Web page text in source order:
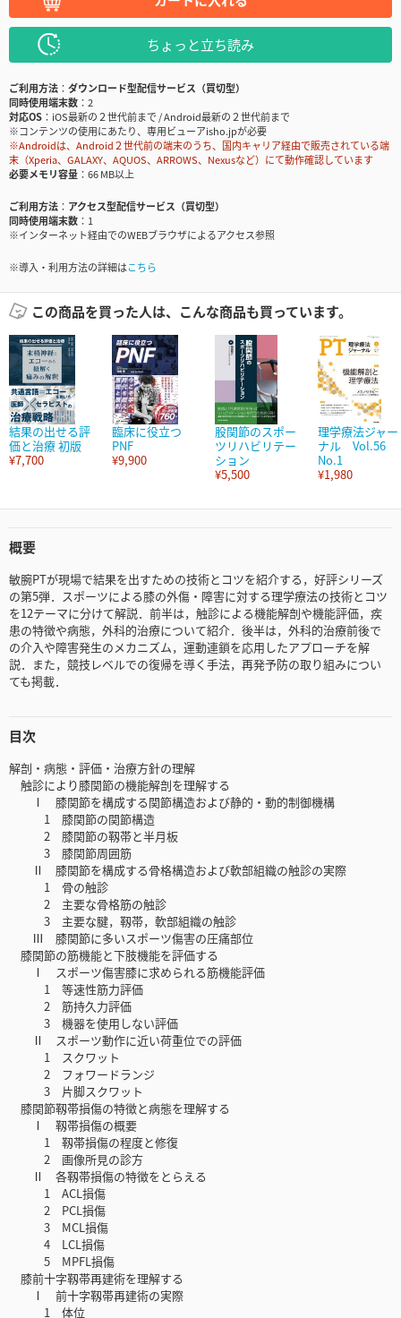
ちょっと立ち読み
ご利用方法
ダウンロード型配信サービス（買切型）
同時使用端末数
2
対応OS
iOS最新の２世代前まで / Android最新の２世代前まで
※コンテンツの使用にあたり、専用ビューアisho.jpが必要
※Androidは、Android２世代前の端末のうち、国内キャリア経由で販売されている端
末（Xperia、GALAXY、AQUOS、ARROWS、Nexusなど）にて動作確認しています
必要メモリ容量
66 MB以上
ご利用方法
アクセス型配信サービス（買切型）
同時使用端末数
1
※インターネット経由でのWEBブラウザによるアクセス参照
※導入・利用方法の詳細はこちら
この商品を買った人は、こんな商品も買っています。
結果の出せる評
価と治療 初版
¥7,700
臨床に役立つ
PNF
¥9,900
股関節のスポー
ツリハビリテー
ション
¥5,500
理学療法ジャー
ナル Vol.56
No.1
¥1,980
概要
敏腕PTが現場で結果を出すための技術とコツを紹介する，好評シリーズ
の第5弾．スポーツによる膝の外傷・障害に対する理学療法の技術とコツ
を12テーマに分けて解説．前半は，触診による機能解剖や機能評価，疾
患の特徴や病態，外科的治療について紹介．後半は，外科的治療前後で
の介入や障害発生のメカニズム，運動連鎖を応用したアプローチを解
説．また，競技レベルでの復帰を導く手法，再発予防の取り組みについ
ても掲載．
目次
解剖・病態・評価・治療方針の理解
触診により膝関節の機能解剖を理解する
Ⅰ 膝関節を構成する関節構造および静的・動的制御機構
1 膝関節の関節構造
2 膝関節の靱帯と半月板
3 膝関節周囲筋
Ⅱ 膝関節を構成する骨格構造および軟部組織の触診の実際
1 骨の触診
2 主要な骨格筋の触診
3 主要な腱，靱帯，軟部組織の触診
Ⅲ 膝関節に多いスポーツ傷害の圧痛部位
膝関節の筋機能と下肢機能を評価する
Ⅰ スポーツ傷害膝に求められる筋機能評価
1 等速性筋力評価
2 筋持久力評価
3 機器を使用しない評価
Ⅱ スポーツ動作に近い荷重位での評価
1 スクワット
2 フォワードランジ
3 片脚スクワット
膝関節靱帯損傷の特徴と病態を理解する
Ⅰ 靱帯損傷の概要
1 靱帯損傷の程度と修復
2 画像所見の診方
Ⅱ 各靱帯損傷の特徴をとらえる
1 ACL損傷
2 PCL損傷
3 MCL損傷
4 LCL損傷
5 MPFL損傷
膝前十字靱帯再建術を理解する
Ⅰ 前十字靱帯再建術の実際
1 体位